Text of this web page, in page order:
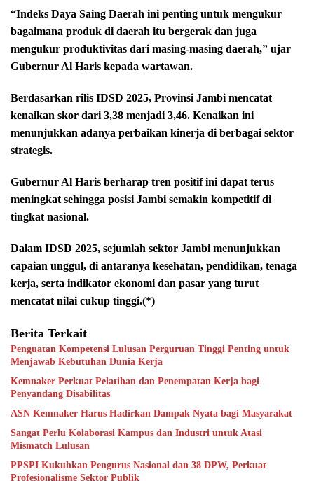
“Indeks Daya Saing Daerah ini penting untuk mengukur
bagaimana produk di daerah itu bergerak dan juga
mengukur produktivitas dari masing-masing daerah,” ujar
Gubernur Al Haris kepada wartawan.
Berdasarkan rilis IDSD 2025, Provinsi Jambi mencatat
kenaikan skor dari 3,38 menjadi 3,46. Kenaikan ini
menunjukkan adanya perbaikan kinerja di berbagai sektor
strategis.
Gubernur Al Haris berharap tren positif ini dapat terus
meningkat sehingga posisi Jambi semakin kompetitif di
tingkat nasional.
Dalam IDSD 2025, sejumlah sektor Jambi menunjukkan
capaian unggul, di antaranya kesehatan, pendidikan, tenaga
kerja, serta indikator ekonomi dan pasar yang turut
mencatat nilai cukup tinggi.(*)
Berita Terkait
Penguatan Kompetensi Lulusan Perguruan Tinggi Penting untuk
Menjawab Kebutuhan Dunia Kerja
Kemnaker Perkuat Pelatihan dan Penempatan Kerja bagi
Penyandang Disabilitas
ASN Kemnaker Harus Hadirkan Dampak Nyata bagi Masyarakat
Sangat Perlu Kolaborasi Kampus dan Industri untuk Atasi
Mismatch Lulusan
PPSPI Kukuhkan Pengurus Nasional dan 38 DPW, Perkuat
Profesionalisme Sektor Publik